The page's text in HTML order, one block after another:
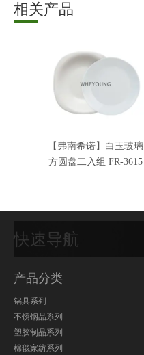
相关产品
【弗南希诺】白玉玻璃
方圆盘二入组 FR-3615
快速导航
产品分类
锅具系列
不锈钢品系列
塑胶制品系列
棉毯家纺系列